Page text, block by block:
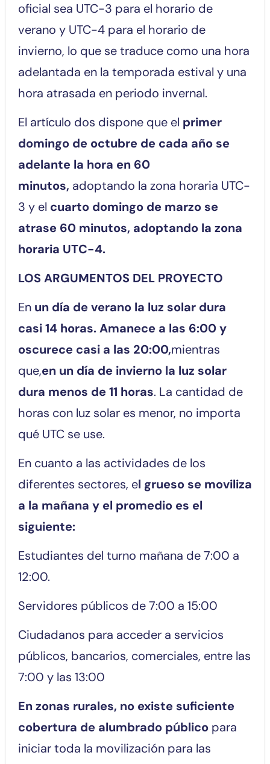
oficial sea UTC-3 para el horario de
verano y UTC-4 para el horario de
invierno, lo que se traduce como una hora
adelantada en la temporada estival y una
hora atrasada en periodo invernal.
El artículo dos dispone que el primer
domingo de octubre de cada año se
adelante la hora en 60
minutos, adoptando la zona horaria UTC-
3 y el cuarto domingo de marzo se
atrase 60 minutos, adoptando la zona
horaria UTC-4.
LOS ARGUMENTOS DEL PROYECTO
En un día de verano la luz solar dura
casi 14 horas. Amanece a las 6:00 y
oscurece casi a las 20:00,mientras
que,en un día de invierno la luz solar
dura menos de 11 horas. La cantidad de
horas con luz solar es menor, no importa
qué UTC se use.
En cuanto a las actividades de los
diferentes sectores, el grueso se moviliza
a la mañana y el promedio es el
siguiente:
Estudiantes del turno mañana de 7:00 a
12:00.
Servidores públicos de 7:00 a 15:00
Ciudadanos para acceder a servicios
públicos, bancarios, comerciales, entre las
7:00 y las 13:00
En zonas rurales, no existe suficiente
cobertura de alumbrado públicopara
iniciar toda la movilización para las